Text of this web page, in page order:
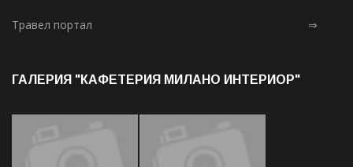
Травел портал ⇒
ГАЛЕРИЯ "КАФЕТЕРИЯ МИЛАНО ИНТЕРИОР"